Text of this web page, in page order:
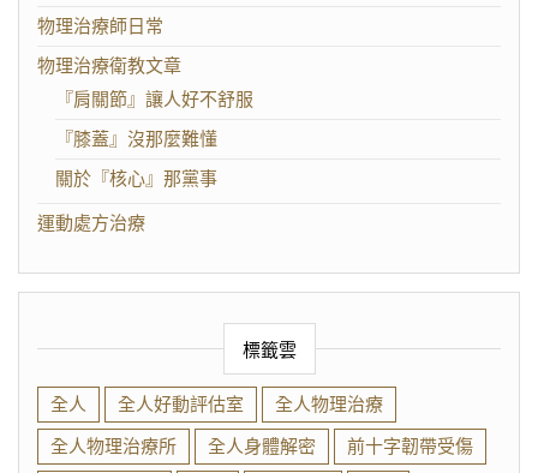
物理治療師日常
物理治療衛教文章
『肩關節』讓人好不舒服
『膝蓋』沒那麼難懂
關於『核心』那黨事
運動處方治療
標籤雲
全人 全人好動評估室
全人物理治療
全人物理治療所
全人身體解密 前十字韌帶受傷